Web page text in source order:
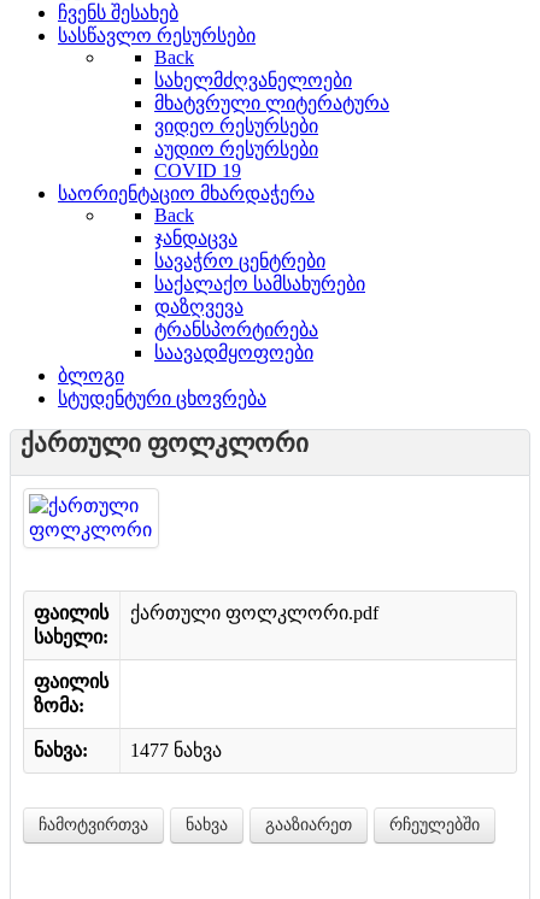
ჩვენს შესახებ
სასწავლო რესურსები
Back
სახელმძღვანელოები
მხატვრული ლიტერატურა
ვიდეო რესურსები
აუდიო რესურსები
COVID 19
საორიენტაციო მხარდაჭერა
Back
ჯანდაცვა
სავაჭრო ცენტრები
საქალაქო სამსახურები
დაზღვევა
ტრანსპორტირება
საავადმყოფოები
ბლოგი
სტუდენტური ცხოვრება
ქართული ფოლკლორი
ფაილის
სახელი:
ქართული ფოლკლორი.pdf
ფაილის
ზომა:
ნახვა: 1477 ნახვა
ჩამოტვირთვა ნახვა გააზიარეთ რჩეულებში